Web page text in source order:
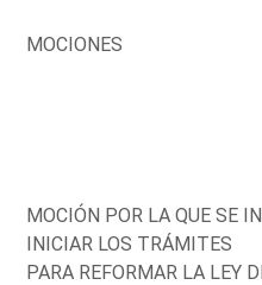
MOCIONES
MOCIÓN POR LA QUE SE
INICIAR LOS TRÁMITES
PARA REFORMAR LA LEY